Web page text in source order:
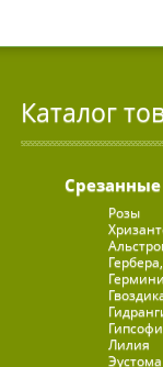
Каталог
Розы
Гермини
Лилия
Эустома